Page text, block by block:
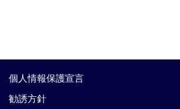
個人情報保護宣言
勧誘方針